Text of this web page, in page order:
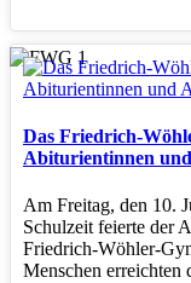
Das Friedrich-
Abiturientinnen
Am Freitag, den 10.
Schulzeit feierte der
Menschen erreichten